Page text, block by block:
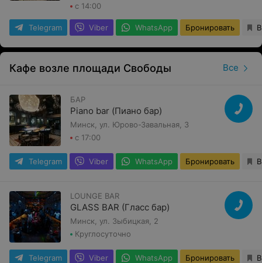
с 14:00
Telegram Viber WhatsApp Бронировать
Кафе возле площади Свободы Все
БАР
Piano bar (Пиано бар)
Минск, ул. Юрово-Завальная, 3
с 17:00
Telegram Viber WhatsApp Бронировать
LOUNGE BAR
GLASS BAR (Гласс бар)
Минск, ул. Зыбицкая, 2
Круглосуточно
Telegram Viber WhatsApp Бронировать